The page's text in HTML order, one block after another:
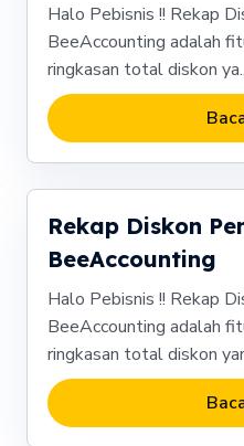
Halo Pebisnis !! Rekap
BeeAccounting adalah
ringkasan total diskon
Rekap Diskon
BeeAccounting
Halo Pebisnis !! Rekap
BeeAccounting adalah
ringkasan total diskon